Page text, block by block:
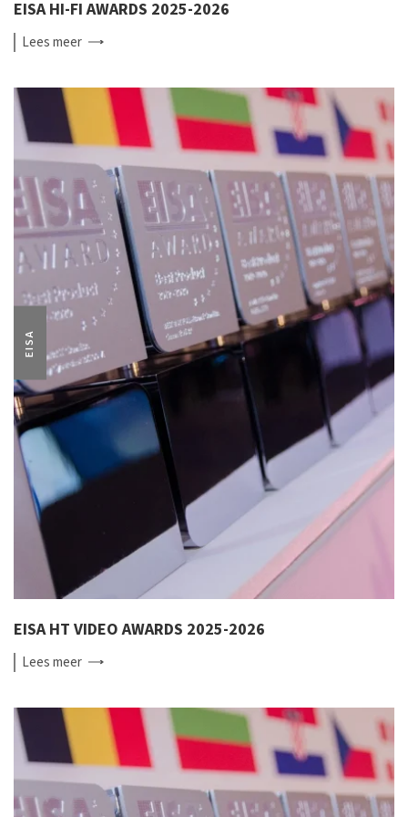
EISA HI-FI AWARDS 2025-2026
Leesmeer
EISA
EISA HT VIDEO AWARDS 2025-2026
Leesmeer